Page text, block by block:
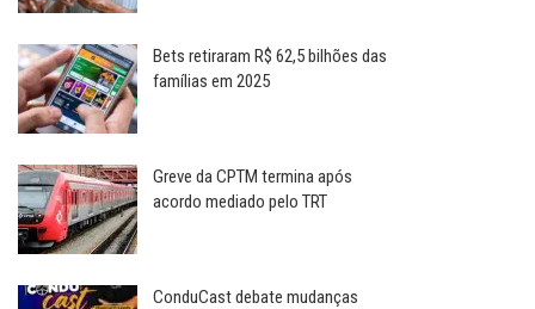
Bets retiraram R$ 62,5 bilhões das
famílias em 2025
Greve da CPTM termina após
acordo mediado pelo TRT
ConduCast debate mudanças